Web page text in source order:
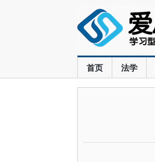
首页 法学